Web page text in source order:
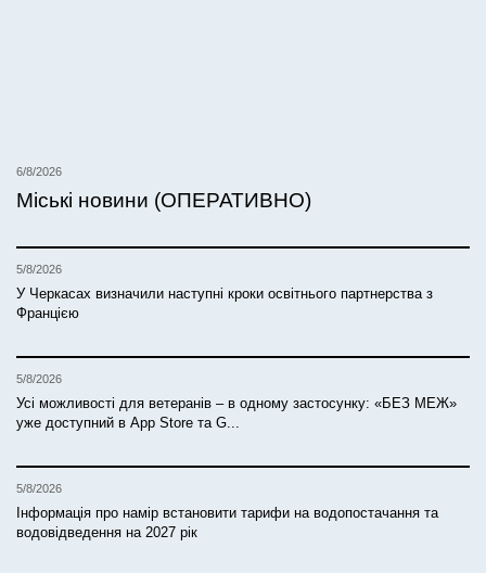
6/8/2026
Міські новини (ОПЕРАТИВНО)
5/8/2026
У Черкасах визначили наступні кроки освітнього партнерства з
Францією
5/8/2026
Усі можливості для ветеранів – в одному застосунку: «БЕЗ МЕЖ»
уже доступний в App Store та G...
5/8/2026
Інформація про намір встановити тарифи на водопостачання та
водовідведення на 2027 рік